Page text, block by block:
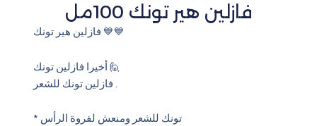
فازلين هير تونك 100مل
فازلين هير تونك 💙💙
أخيرا فازلين تونك 🙋
* تونك للشعر ومنعش لفروة الرأس